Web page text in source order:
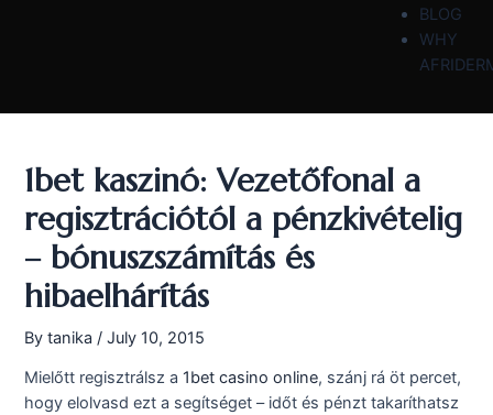
BLOG
WHY
1bet kaszinó: Vezetőfonal a
regisztrációtól a pénzkivételig
– bónuszszámítás és
hibaelhárítás
Bytanika /July 10, 2015
Mielőtt regisztrálsz a1bet casino online, szánj rá öt percet,
hogy elolvasd ezt a segítséget – időt és pénzt takaríthatsz